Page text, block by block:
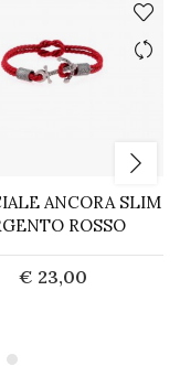
ANCORA SLIM
ROSSO
€ 23,00